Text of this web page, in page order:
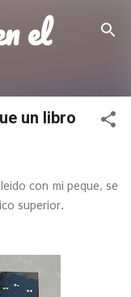
el
un libro
con mi peque, se
superior.